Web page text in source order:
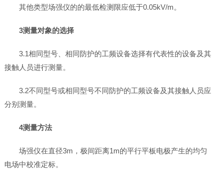
其他类型场强仪的的最低检测限应低于0.05kV/m。
3测量对象的选择
3.1相同型号、相同防护的工频设备选择有代表性的设备及其
接触人员进行测量。
3.2不同型号或相同型号不同防护的工频设备及其接触人员应
分别测量。
4测量方法
场强仪在直径3m，极间距离1m的平行平板电极产生的均匀
电场中校准定标。